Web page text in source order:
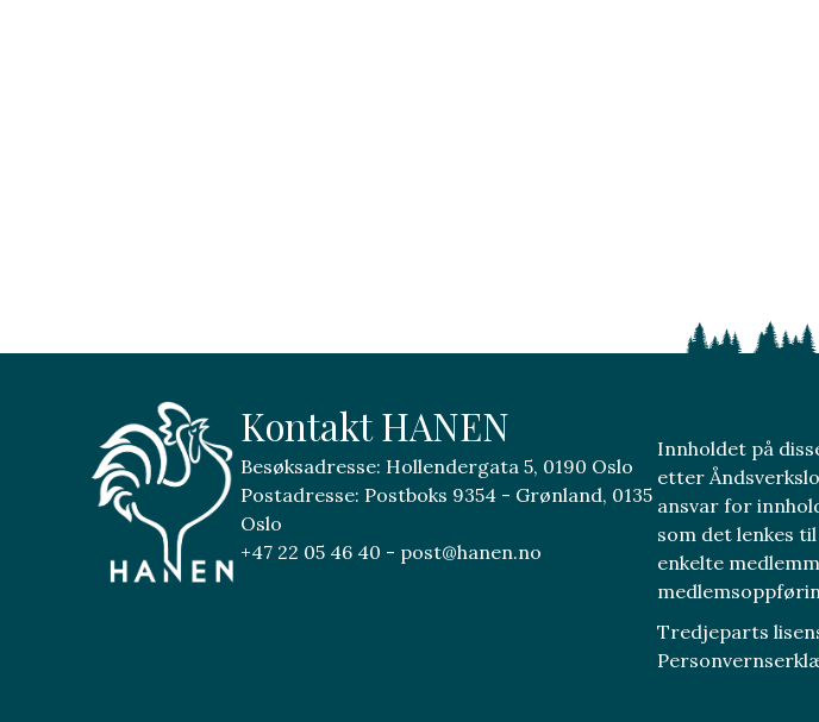
Kontakt HANEN
Besøksadresse: Hollendergata 5, 0190 Oslo
Postadresse: Postboks 9354 - Grønland, 0135
Oslo
+47 22 05 46 40 - post@hanen.no
Innholdet på
etter
ansvar for
som det lenkes
enkelte
Tredjeparts